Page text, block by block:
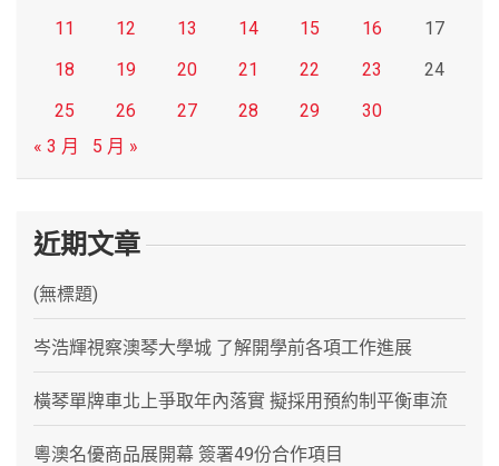
11 12 13 14 15 16
17
18
19 20 21 22 23
24
25
26 27 28 29
30
« 3 月
5 月 »
近期文章
(無標題)
岑浩輝視察澳琴大學城 了解開學前各項工作進展
橫琴單牌車北上爭取年內落實 擬採用預約制平衡車流
粵澳名優商品展開幕 簽署49份合作項目